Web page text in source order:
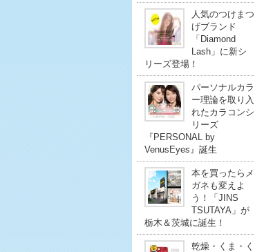
人気のつけまつ
げブランド
「Diamond
Lash」に新シ
リーズ登場！
パーソナルカラ
ー理論を取り入
れたカラコンシ
リーズ
『PERSONAL by
VenusEyes』誕生
本を買ったらメ
ガネも変えよ
う！「JINS
TSUTAYA」が
栃木＆茨城に誕生！
乾燥・くま・く